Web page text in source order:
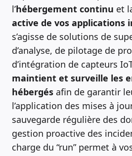
l’hébergement continu et
active de vos applications
s’agisse de solutions de
d’analyse, de pilotage de
d’intégration de capteurs
maintient et surveille les
hébergés afin de garantir
l’application des mises à
sauvegarde régulière des
gestion proactive des
charge du “run” permet à